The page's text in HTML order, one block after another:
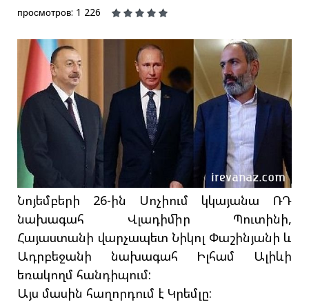
просмотров: 1 226
Նոյեմբերի 26-ին Սոչիում կկայանա ՌԴ
նախագահ Վլադիմիր Պուտինի,
Հայաստանի վարչապետ Նիկոլ Փաշինյանի և
Ադրբեջանի նախագահ Իլհամ Ալիևի
եռակողմ հանդիպում:
Այս մասին հաղորդում է Կրեմլը: